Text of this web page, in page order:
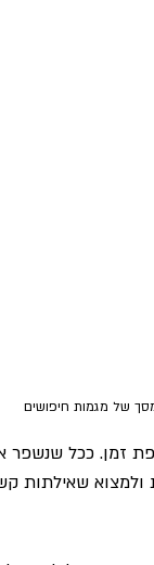
של מגמות חיפושים
זמן. ככל
שאילתות